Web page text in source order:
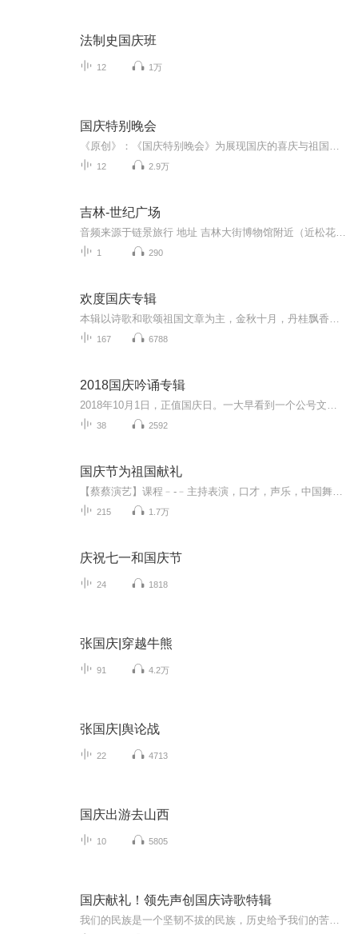
法制史国庆班
12 1万
国庆特别晚会
12 2.9万
吉林-世纪广场
1 290
欢度国庆专辑
167 6788
2018国庆吟诵专辑
38 2592
国庆节为祖国献礼
215 1.7万
庆祝七一和国庆节
24 1818
张国庆|穿越牛熊
91 4.2万
张国庆|舆论战
22 4713
国庆出游去山西
10 5805
国庆献礼！领先声创国庆诗歌特辑